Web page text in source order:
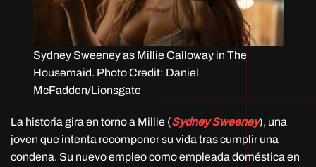
Sydney Sweeney as Millie Calloway in The
Housemaid. Photo Credit: Daniel
McFadden/Lionsgate
La historia gira en torno a Millie (Sydney Sweeney), una
joven que intenta recomponer su vida tras cumplir una
condena. Su nuevo empleo como empleada doméstica en